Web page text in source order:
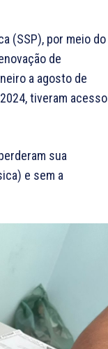
(SSP), por meio do
de
a agosto de
tiveram acesso
sua
e sem a